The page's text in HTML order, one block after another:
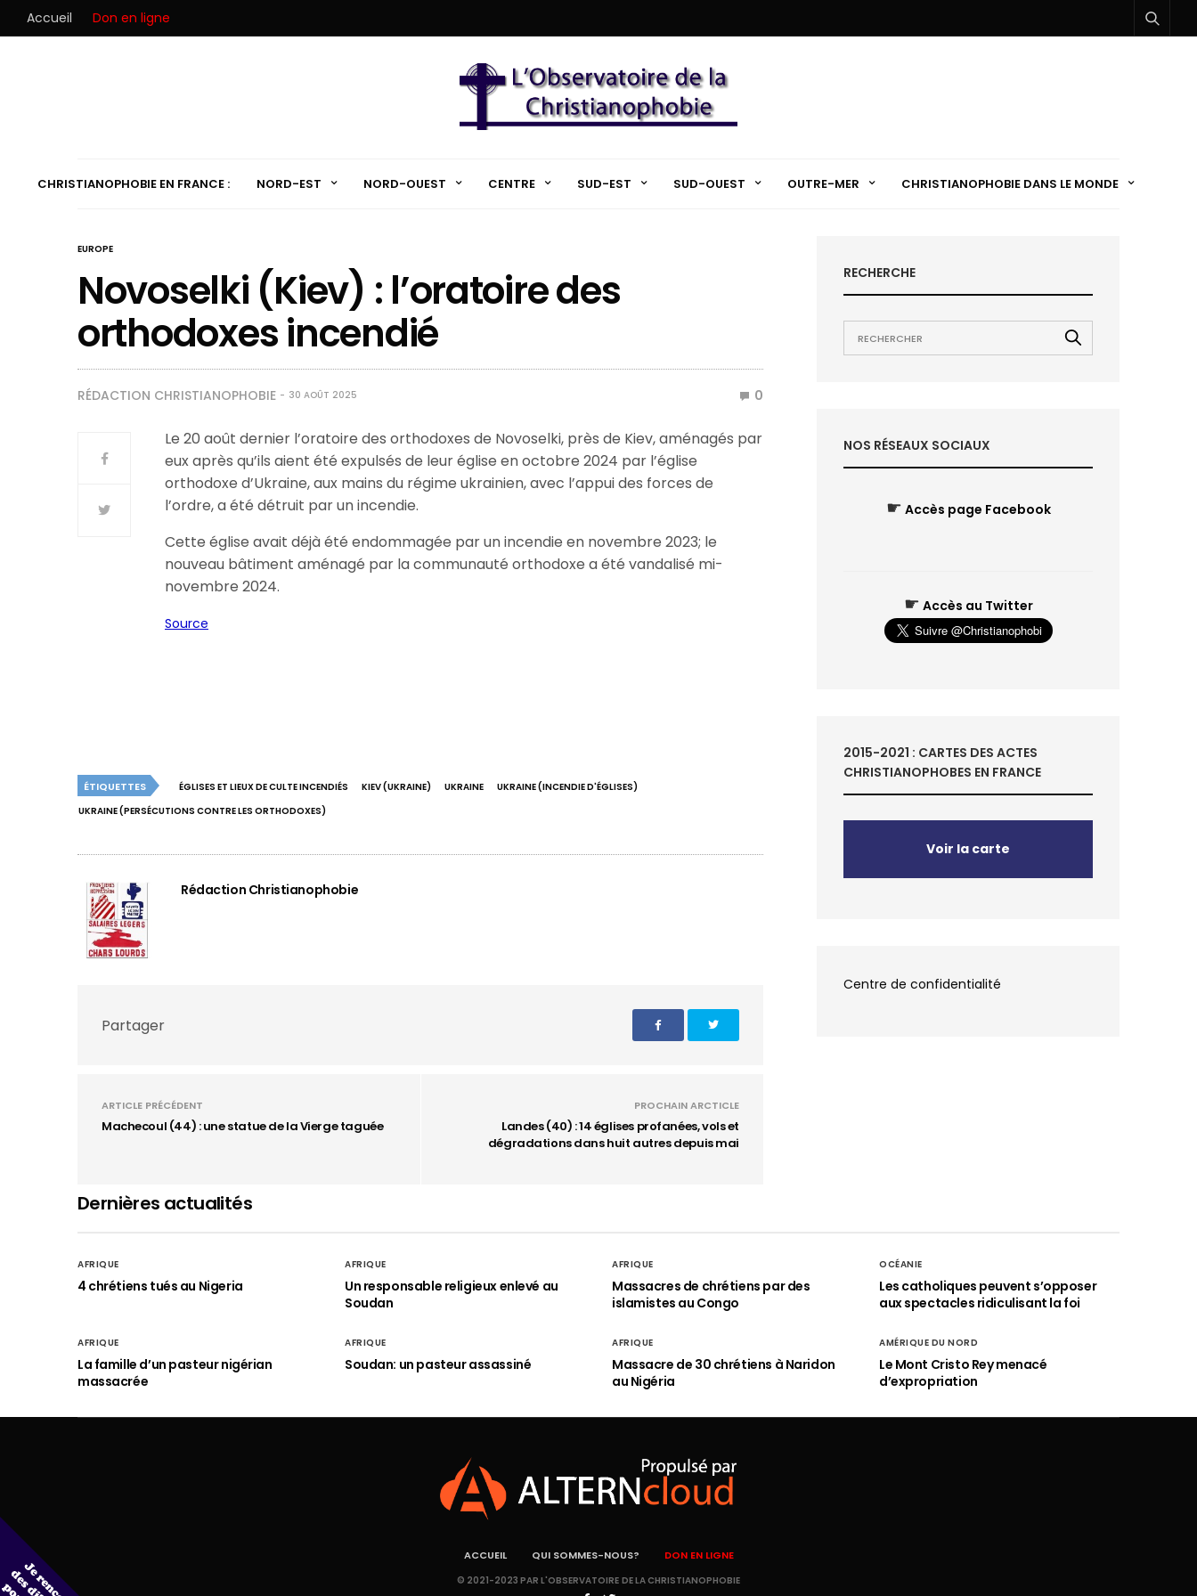
Accueil Don en ligne
CHRISTIANOPHOBIE EN FRANCE : NORD-EST NORD-OUEST CENTRE SUD-EST SUD-OUEST OUTRE-MER CHRISTIANOPHOBIE DANS LE MONDE
EUROPE
Novoselki (Kiev) : l’oratoire des
orthodoxes incendié
RÉDACTION CHRISTIANOPHOBIE 30 AOÛT 2025 0
Le 20 août dernier l’oratoire des orthodoxes de Novoselki, près de Kiev, aménagés par
eux après qu’ils aient été expulsés de leur église en octobre 2024 par l’église
orthodoxe d’Ukraine, aux mains du régime ukrainien, avec l’appui des forces de
l’ordre, a été détruit par un incendie.
Cette église avait déjà été endommagée par un incendie en novembre 2023; le
nouveau bâtiment aménagé par la communauté orthodoxe a été vandalisé mi-
novembre 2024.
Source
ÉTIQUETTES ÉGLISES ET LIEUX DE CULTE INCENDIÉS KIEV (UKRAINE) UKRAINE
UKRAINE (INCENDIE D'ÉGLISES)
UKRAINE (PERSÉCUTIONS CONTRE LES ORTHODOXES)
Rédaction Christianophobie
Partager
ARTICLE PRÉCÉDENT
Machecoul (44) : une statue de la Vierge taguée
PROCHAIN ARCTICLE
Landes (40) : 14 églises profanées, vols et
dégradations dans huit autres depuis mai
RECHERCHE
NOS RÉSEAUX SOCIAUX
☛ Accès page Facebook
☛ Accès au Twitter
2015-2021 : CARTES DES ACTES
CHRISTIANOPHOBES EN FRANCE
Voir la carte
Centre de confidentialité
Dernières actualités
AFRIQUE
4 chrétiens tués au Nigeria
AFRIQUE
Un responsable religieux enlevé au
Soudan
AFRIQUE
Massacres de chrétiens par des
islamistes au Congo
OCÉANIE
Les catholiques peuvent s’opposer
aux spectacles ridiculisant la foi
AFRIQUE
La famille d’un pasteur nigérian
massacrée
AFRIQUE
Soudan: un pasteur assassiné
AFRIQUE
Massacre de 30 chrétiens à Naridon
au Nigéria
AMÉRIQUE DU NORD
Le Mont Cristo Rey menacé
d’expropriation
ACCUEIL QUI SOMMES-NOUS? DON EN LIGNE
© 2021-2023 PAR L'OBSERVATOIRE DE LA CHRISTIANOPHOBIE